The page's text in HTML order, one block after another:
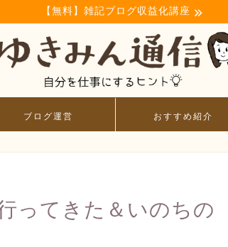
【無料】雑記ブログ収益化講座
ブログ運営 おすすめ紹介
ってきた＆いのちの